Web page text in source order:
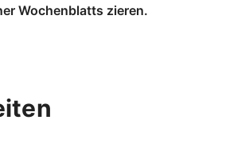
Wochenblatts zieren.